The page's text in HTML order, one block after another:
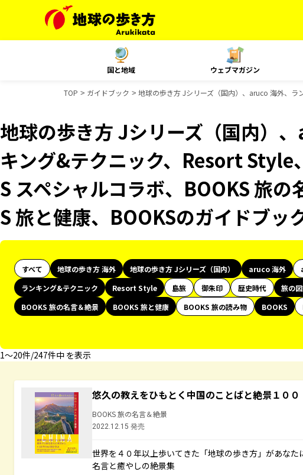
国と地域 ウェブマガジン
TOP ガイドブック 地球の歩き方 Jシリーズ（国内）、aruco 海外、ラ
地球の歩き方 Jシリーズ（国内）
キング&テクニック、Resort Style
S スペシャルコラボ、BOOKS 旅
S 旅と健康、BOOKSのガイドブッ
すべて 地球の歩き方 海外 地球の歩き方 Jシリーズ（国内） aruco 海外
ランキング&テクニック
Resort Style 島旅 御朱印 歴史時代 旅の
BOOKS 旅の名言＆絶景
BOOKS 旅と健康 BOOKS 旅の読み物 BOOKS
1〜20件/247件中 を表示
悠久の教えをひもとく中国のことばと絶景１００
BOOKS 旅の名言＆絶景
2022.12.15 発売
世界を４０年以上歩いてきた「地球の歩き方」があな
名言と癒やしの絶景集